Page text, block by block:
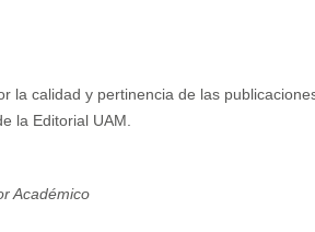
la calidad y pertinencia de las
la Editorial UAM.
Académico